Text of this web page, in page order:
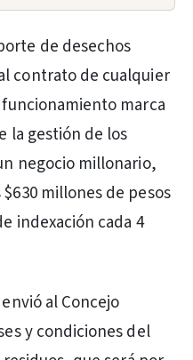
de desechos
contrato de cualquier
marca
la gestión de los
negocio millonario,
millones de pesos
indexación cada 4
al Concejo
y condiciones del